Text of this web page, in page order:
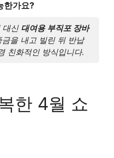
한가요?
대신 대여용 부직포 장바
을 내고 빌린 뒤 반납
친화적인 방식입니다.
한 4월 쇼